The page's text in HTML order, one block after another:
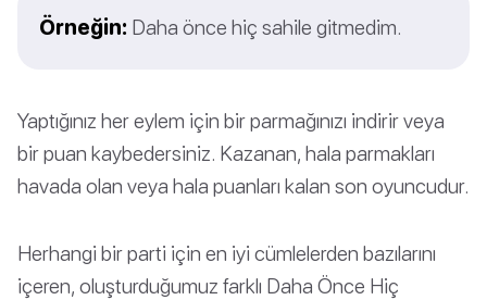
Örneğin: Daha önce hiç sahile gitmedim.
Yaptığınız her eylem için bir parmağınızı indirir veya
bir puan kaybedersiniz. Kazanan, hala parmakları
havada olan veya hala puanları kalan son oyuncudur.
Herhangi bir parti için en iyi cümlelerden bazılarını
içeren, oluşturduğumuz farklı Daha Önce Hiç